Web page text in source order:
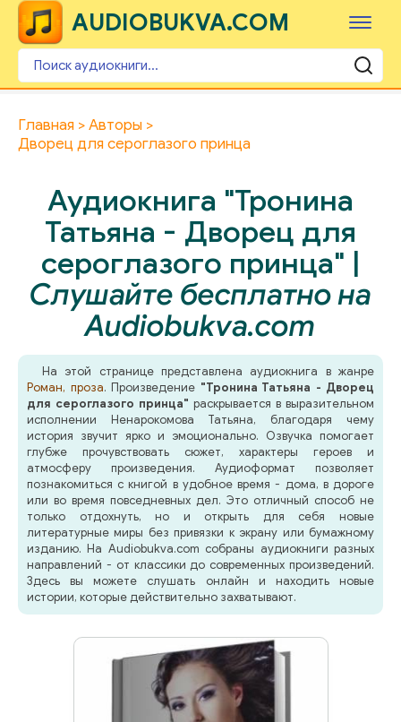
AUDIOBUKVA.COM
Главная
Авторы
Дворец для сероглазого принца
Аудиокнига "Тронина
Татьяна - Дворец для
сероглазого принца" |
Слушайте бесплатно на
Audiobukva.com
На этой странице представлена аудиокнига в жанре
Роман, проза. Произведение "Тронина Татьяна - Дворец
для сероглазого принца" раскрывается в выразительном
исполнении Ненарокомова Татьяна, благодаря чему
история звучит ярко и эмоционально. Озвучка помогает
глубже прочувствовать сюжет, характеры героев и
атмосферу произведения. Аудиоформат позволяет
познакомиться с книгой в удобное время - дома, в дороге
или во время повседневных дел. Это отличный способ не
только отдохнуть, но и открыть для себя новые
литературные миры без привязки к экрану или бумажному
изданию. На Audiobukva.com собраны аудиокниги разных
направлений - от классики до современных произведений.
Здесь вы можете слушать онлайн и находить новые
истории, которые действительно захватывают.